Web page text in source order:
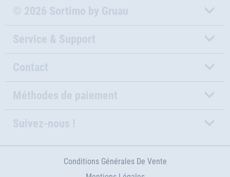
© 2026 Sortimo by Gruau
Service & Support
Contact
Méthodes de paiement
Suivez-nous !
Conditions Générales De Vente